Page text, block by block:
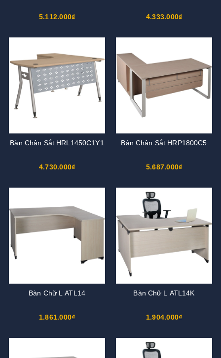
5.112.000₫ 4.333.000₫
Bàn Chân Sắt HRL1450C1Y1
4.730.000₫
Bàn Chân Sắt HRP1800C5
5.687.000₫
Bàn Chữ L ATL14
1.861.000₫
Bàn Chữ L ATL14K
1.904.000₫